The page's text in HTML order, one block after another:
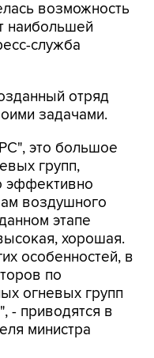
возможность
наибольшей
служба
отряд
задачами.
это большое
групп,
эффективно
воздушного
этапе
хорошая.
особенностей, в
по
огневых групп
- приводятся в
министра